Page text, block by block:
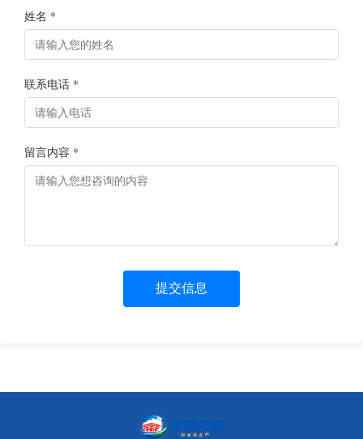
姓名 *
联系电话 *
留言内容 *
提交信息